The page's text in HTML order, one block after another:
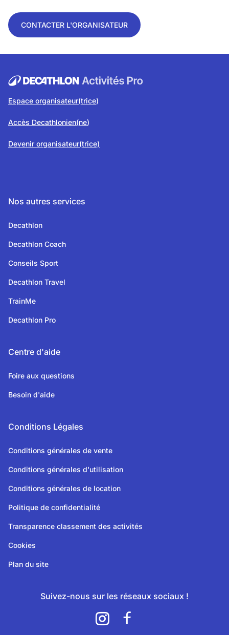
CONTACTER L'ORGANISATEUR
Espace organisateur(trice)
Accès Decathlonien(ne)
Devenir organisateur(trice)
Nos autres services
Decathlon
Decathlon Coach
Conseils Sport
Decathlon Travel
TrainMe
Decathlon Pro
Centre d'aide
Foire aux questions
Besoin d'aide
Conditions Légales
Conditions générales de vente
Conditions générales d'utilisation
Conditions générales de location
Politique de confidentialité
Transparence classement des activités
Cookies
Plan du site
Suivez-nous sur les réseaux sociaux !